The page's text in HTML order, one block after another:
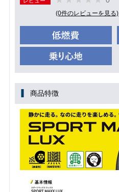
(0件のレビューを見る)
商品特徴